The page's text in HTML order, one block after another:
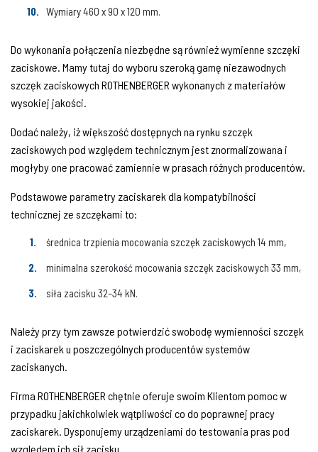
Wymiary 460 x 90 x 120 mm.
Do wykonania połączenia niezbędne są również wymienne szczęki
zaciskowe. Mamy tutaj do wyboru szeroką gamę niezawodnych
szczęk zaciskowych ROTHENBERGER wykonanych z materiałów
wysokiej jakości.
Dodać należy, iż większość dostępnych na rynku szczęk
zaciskowych pod względem technicznym jest znormalizowana i
mogłyby one pracować zamiennie w prasach różnych producentów.
Podstawowe parametry zaciskarek dla kompatybilności
technicznej ze szczękami to:
średnica trzpienia mocowania szczęk zaciskowych 14 mm,
minimalna szerokość mocowania szczęk zaciskowych 33 mm,
siła zacisku 32–34 kN.
Należy przy tym zawsze potwierdzić swobodę wymienności szczęk
i zaciskarek u poszczególnych producentów systemów
zaciskanych.
Firma ROTHENBERGER chętnie oferuje swoim Klientom pomoc w
przypadku jakichkolwiek wątpliwości co do poprawnej pracy
zaciskarek. Dysponujemy urządzeniami do testowania pras pod
względem ich sił zacisku.